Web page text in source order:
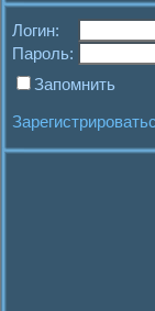
Логин:
Пароль:
Запомнить